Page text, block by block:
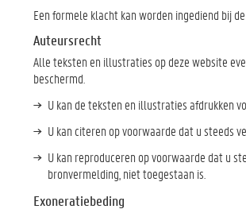
Een formele klacht kan worden ingediend bij
Auteursrecht
Alle teksten en illustraties op deze website
beschermd.
U kan de teksten en illustraties afdrukken
U kan citeren op voorwaarde dat u steeds
U kan reproduceren op voorwaarde dat u
bronvermelding, niet toegestaan is.
Exoneratiebeding